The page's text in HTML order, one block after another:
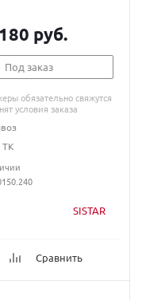
SISTAR
Сравнить
руб.
Под заказ
обязательно свяжутся
условия заказа
ТК